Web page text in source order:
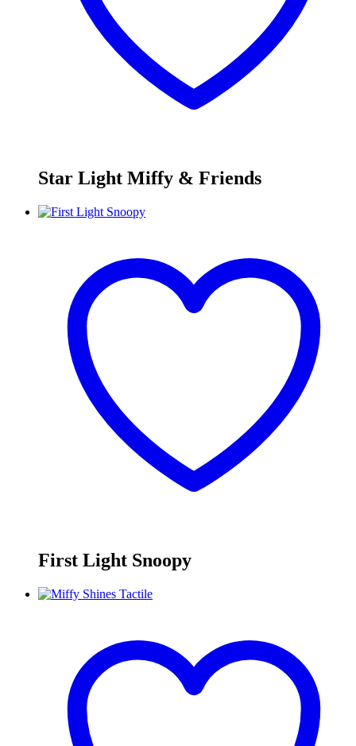
Star Light Miffy & Friends
First Light Snoopy